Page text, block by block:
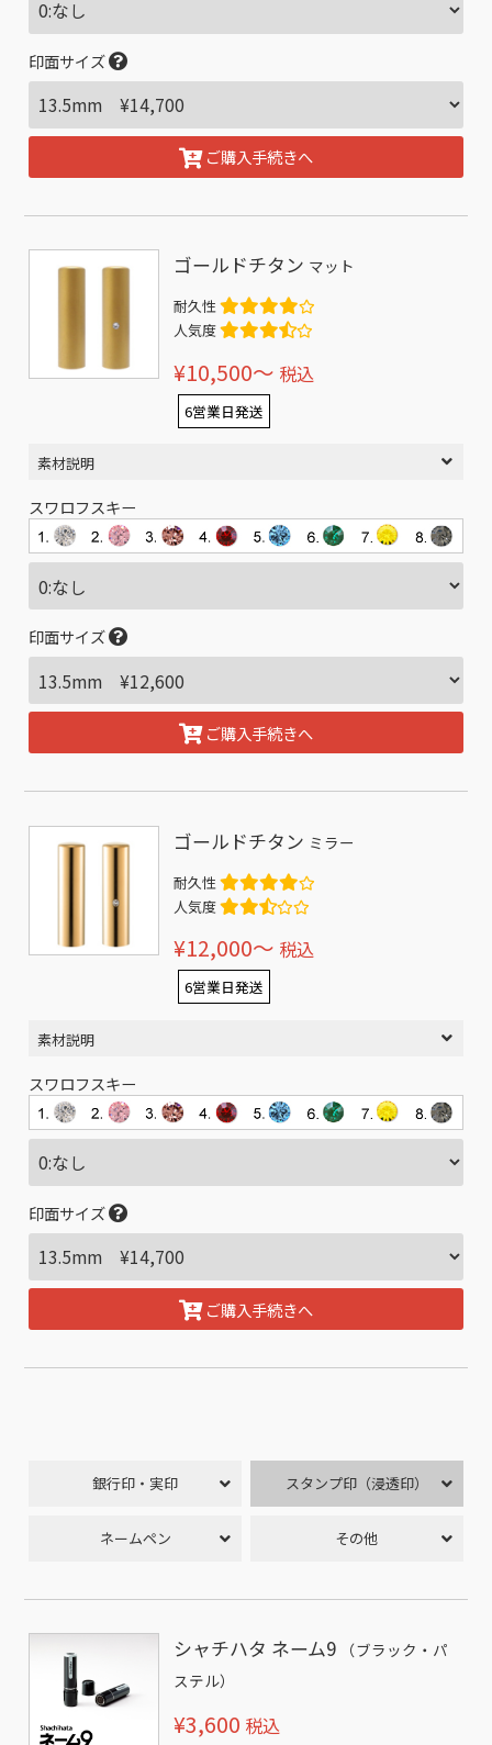
印面サイズ
ご購入手続きへ
ゴールドチタン マット
耐久性
人気度
¥10,500〜 税込
6営業日発送
素材説明
スワロフスキー
印面サイズ
ご購入手続きへ
ゴールドチタン ミラー
耐久性
人気度
¥12,000〜 税込
6営業日発送
素材説明
スワロフスキー
印面サイズ
ご購入手続きへ
銀行印・実印 スタンプ印（浸透印）
ネームペン その他
シャチハタ ネーム9
（ブラック・パ
ステル）
¥3,600 税込